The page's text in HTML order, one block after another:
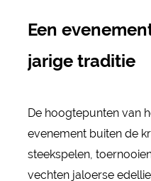
Een
jarige traditie
De hoogtepunten van
evenement buiten de
steekspelen,
vechten jaloerse